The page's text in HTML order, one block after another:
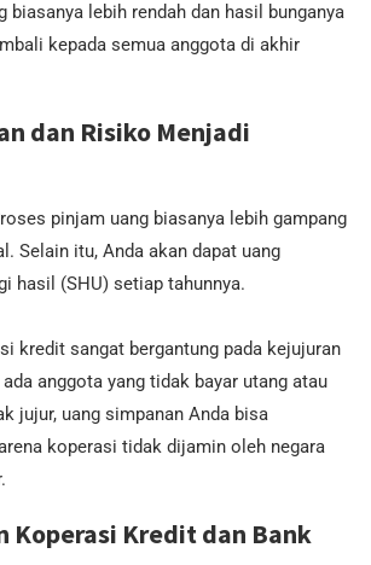
biasanya lebih rendah dan hasil bunganya
kepada semua anggota di akhir
dan Risiko Menjadi
pinjam uang biasanya lebih gampang
Selain itu, Anda akan dapat uang
hasil (SHU) setiap tahunnya.
kredit sangat bergantung pada kejujuran
anggota yang tidak bayar utang atau
jujur, uang simpanan Anda bisa
koperasi tidak dijamin oleh negara
Koperasi Kredit dan Bank